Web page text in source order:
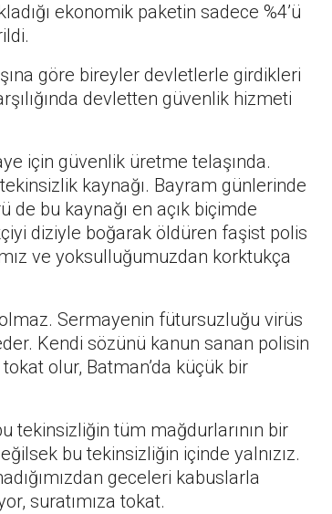
ekonomik paketin sadece %4’ü
göre bireyler devletlerle girdikleri
devletten güvenlik hizmeti
için güvenlik üretme telaşında.
kaynağı. Bayram günlerinde
bu kaynağı en açık biçimde
diziyle boğarak öldüren faşist polis
ve yoksulluğumuzdan korktukça
Sermayenin fütursuzluğu virüs
Kendi sözünü kanun sanan polisin
olur, Batman’da küçük bir
tekinsizliğin tüm mağdurlarının bir
bu tekinsizliğin içinde yalnızız.
geceleri kabuslarla
suratımıza tokat.